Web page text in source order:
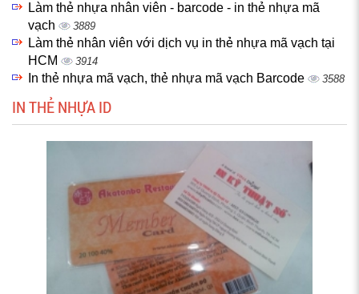
Làm thẻ nhựa nhân viên - barcode - in thẻ nhựa mã
vạch
3889
Làm thẻ nhân viên với dịch vụ in thẻ nhựa mã vạch tại
HCM
3914
In thẻ nhựa mã vạch, thẻ nhựa mã vạch Barcode 3588
IN THẺ NHỰA ID